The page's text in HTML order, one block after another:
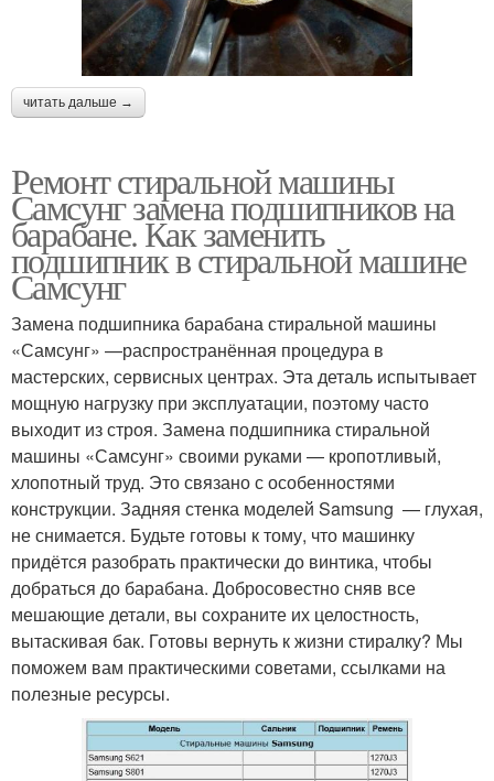
читать дальше →
Ремонт стиральной машины
Самсунг замена подшипников на
барабане. Как заменить
подшипник в стиральной машине
Самсунг
Замена подшипника барабана стиральной машины
«Самсунг» —распространённая процедура в
мастерских, сервисных центрах. Эта деталь испытывает
мощную нагрузку при эксплуатации, поэтому часто
выходит из строя. Замена подшипника стиральной
машины «Самсунг» своими руками — кропотливый,
хлопотный труд. Это связано с особенностями
конструкции. Задняя стенка моделей Samsung — глухая,
не снимается. Будьте готовы к тому, что машинку
придётся разобрать практически до винтика, чтобы
добраться до барабана. Добросовестно сняв все
мешающие детали, вы сохраните их целостность,
вытаскивая бак. Готовы вернуть к жизни стиралку? Мы
поможем вам практическими советами, ссылками на
полезные ресурсы.